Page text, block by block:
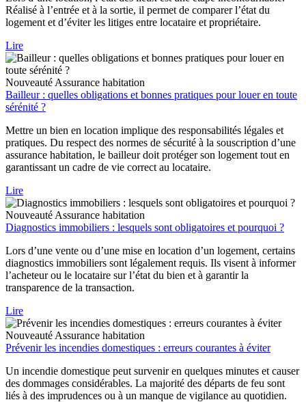
Réalisé à l’entrée et à la sortie, il permet de comparer l’état du
logement et d’éviter les litiges entre locataire et propriétaire.
Lire
Nouveauté Assurance habitation
Bailleur : quelles obligations et bonnes pratiques pour louer en toute
sérénité ?
Mettre un bien en location implique des responsabilités légales et
pratiques. Du respect des normes de sécurité à la souscription d’une
assurance habitation, le bailleur doit protéger son logement tout en
garantissant un cadre de vie correct au locataire.
Lire
Nouveauté Assurance habitation
Diagnostics immobiliers : lesquels sont obligatoires et pourquoi ?
Lors d’une vente ou d’une mise en location d’un logement, certains
diagnostics immobiliers sont légalement requis. Ils visent à informer
l’acheteur ou le locataire sur l’état du bien et à garantir la
transparence de la transaction.
Lire
Nouveauté Assurance habitation
Prévenir les incendies domestiques : erreurs courantes à éviter
Un incendie domestique peut survenir en quelques minutes et causer
des dommages considérables. La majorité des départs de feu sont
liés à des imprudences ou à un manque de vigilance au quotidien.